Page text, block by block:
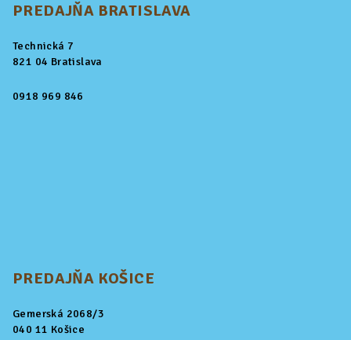
PREDAJŇA BRATISLAVA
Technická 7
821 04 Bratislava
0918 969 846
PREDAJŇA KOŠICE
Gemerská 2068/3
040 11 Košice